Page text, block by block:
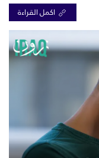
اكمل القراءة